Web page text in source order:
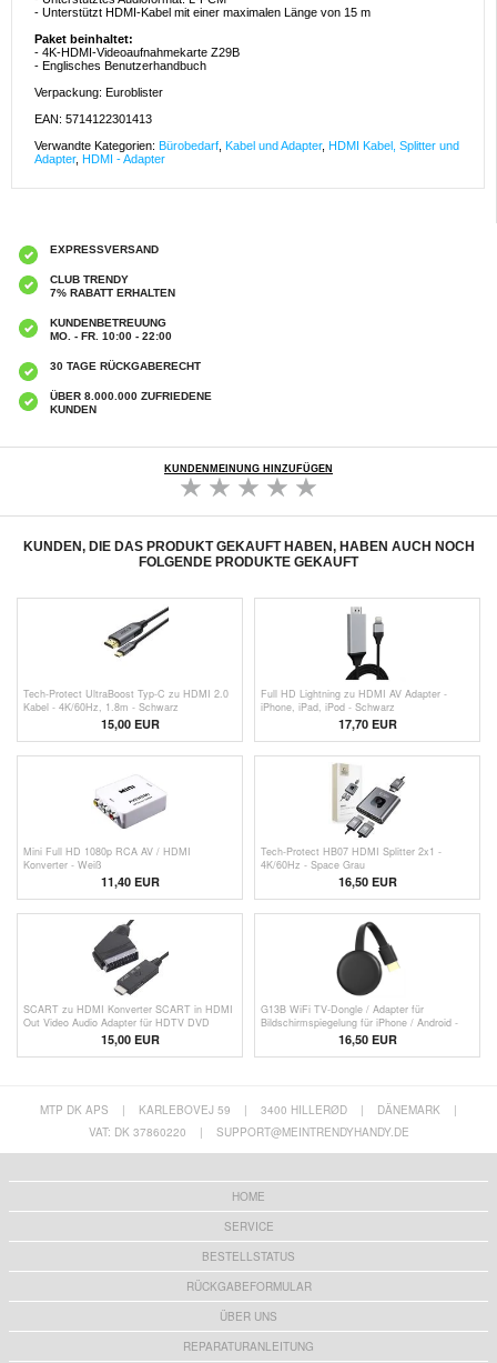
- Unterstützt HDMI-Kabel mit einer maximalen Länge von 15 m
Paket beinhaltet:
- 4K-HDMI-Videoaufnahmekarte Z29B
- Englisches Benutzerhandbuch
Verpackung: Euroblister
EAN: 5714122301413
Verwandte Kategorien: Bürobedarf Kabel und Adapter, HDMI Kabel, Splitter und
Adapter, HDMI - Adapter
EXPRESSVERSAND
CLUB TRENDY
7% RABATT ERHALTEN
KUNDENBETREUUNG
MO. - FR. 10:00 - 22:00
30 TAGE RÜCKGABERECHT
ÜBER 8.000.000 ZUFRIEDENE
KUNDEN
KUNDENMEINUNG HINZUFÜGEN
KUNDEN, DIE DAS PRODUKT GEKAUFT HABEN, HABEN AUCH NOCH
FOLGENDE PRODUKTE GEKAUFT
Tech-Protect UltraBoost Typ-C zu HDMI 2.0
Kabel - 4K/60Hz, 1.8m - Schwarz
15,00 EUR
Full HD Lightning zu HDMI AV Adapter -
iPhone, iPad, iPod - Schwarz
17,70 EUR
Mini Full HD 1080p RCA AV / HDMI
Konverter - Weiß
11,40 EUR
Tech-Protect HB07 HDMI Splitter 2x1 -
4K/60Hz - Space Grau
16,50 EUR
SCART zu HDMI Konverter SCART in HDMI
Out Video Audio Adapter für HDTV DVD
15,00 EUR
G13B WiFi TV-Dongle / Adapter für
Bildschirmspiegelung für iPhone / Android -
16,50EUR
MTP DK APS | KARLEBOVEJ 59 | 3400 HILLERØD | DÄNEMARK
|
VAT: DK 37860220
| SUPPORT@MEINTRENDYHANDY.DE
HOME
SERVICE
BESTELLSTATUS
RÜCKGABEFORMULAR
ÜBER UNS
REPARATURANLEITUNG